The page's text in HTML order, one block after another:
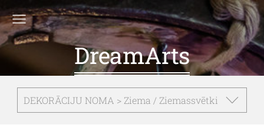
DreamArts
DEKORĀCIJU NOMA > Ziema / Ziemassvētki